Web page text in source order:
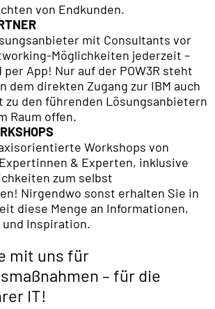
von Endkunden.
mit Consultants vor
Möglichkeiten jederzeit –
per App! Nur auf der POW3R steht
dem direkten Zugang zur IBM auch
zu den führenden Lösungsanbietern
Raum offen.
Workshops von
& Experten, inklusive
zum selbst
Nirgendwo sonst erhalten Sie in
diese Menge an Informationen,
und Inspiration.
mit uns für
– für die
IT!